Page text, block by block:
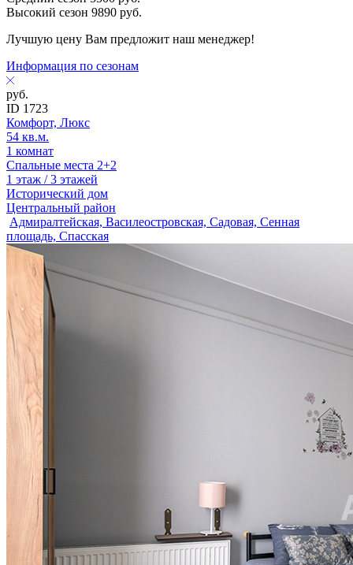
Высокий сезон 9890 руб.
Лучшую цену Вам предложит наш менеджер!
Информация по сезонам
руб.
ID 1723
Комфорт, Люкс
54 кв.м.
1 комнат
Спальные места 2+2
1 этаж / 3 этажей
Исторический дом
Центральный район
Адмиралтейская, Василеостровская, Садовая, Сенная
площадь, Спасская